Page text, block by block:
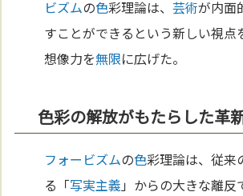
ビズムの色彩理論は、芸術が内面
すことができるという新しい視点
想像力を無限に広げた。
色彩の解放がもたらした革
フォービズムの色彩理論は、従来
る「写実主義 」からの大きな離反